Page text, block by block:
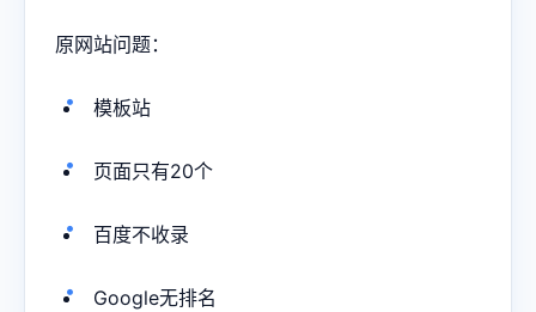
原网站问题：
模板站
页面只有20个
百度不收录
Google无排名